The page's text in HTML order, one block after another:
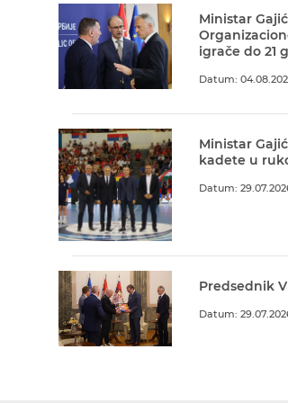
Ministar
igrače do 21
Datum:
Ministar
kadete u
Datum:
Predsednik
Datum: